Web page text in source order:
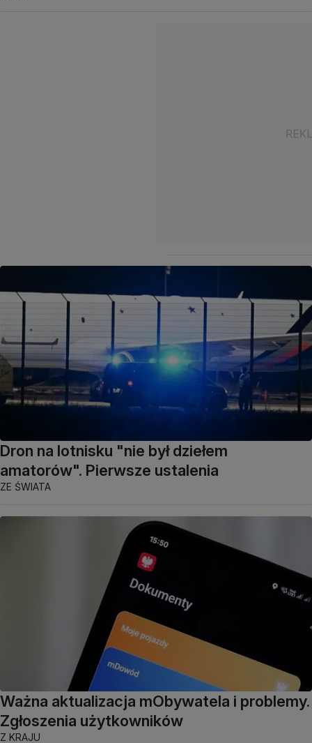
Dron na lotnisku "nie był dziełem
amatorów". Pierwsze ustalenia
ZE ŚWIATA
Ważna aktualizacja mObywatela i problemy.
Zgłoszenia użytkowników
Z KRAJU